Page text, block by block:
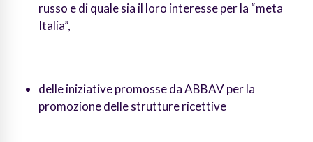
russo e di quale sia il loro interesse per la “meta
Italia”,
delle iniziative promosse da ABBAV per la
promozione delle strutture ricettive